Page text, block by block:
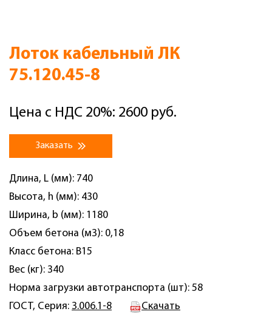
Лоток кабельный ЛК
75.120.45-8
Цена с НДС 20%: 2600 руб.
Заказать
Длина, L (мм): 740
Высота, h (мм): 430
Ширина, b (мм): 1180
Объем бетона (м3): 0,18
Класс бетона: B15
Вес (кг): 340
Норма загрузки автотранспорта (шт): 58
ГОСТ, Серия: 3.006.1-8 Скачать